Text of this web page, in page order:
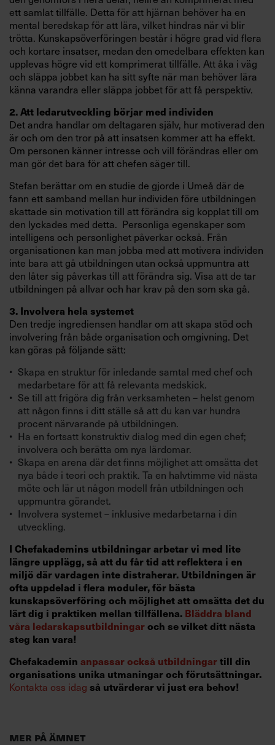
ett samlat tillfälle. Detta för att hjärnan behöver ha en
mental beredskap för att lära, vilket hindras när vi blir
trötta. Kunskapsöverföringen består i högre grad vid flera
och kortare insatser, medan den omedelbara effekten kan
upplevas högre vid ett komprimerat tillfälle. Att åka i väg
och släppa jobbet kan ha sitt syfte när man behöver lära
känna varandra eller släppa jobbet för att få perspektiv.
2. Att ledarutveckling börjar med individen
Det andra handlar om deltagaren själv, hur motiverad den
är och om den tror på att insatsen kommer att ha effekt.
Om personen känner intresse och vill förändras eller om
man gör det bara för att chefen säger till.
Stefan berättar om en studie de gjorde i Umeå där de
fann ett samband mellan hur individen före utbildningen
skattade sin motivation till att förändra sig kopplat till om
den lyckades med detta. Personliga egenskaper som
intelligens och personlighet påverkar också. Från
organisationen kan man jobba med att motivera individen
inte bara att gå utbildningen utan också uppmuntra att
den låter sig påverkas till att förändra sig. Visa att de tar
utbildningen på allvar och har krav på den som ska gå.
3. Involvera hela systemet
Den tredje ingrediensen handlar om att skapa stöd och
involvering från både organisation och omgivning. Det
kan göras på följande sätt:
Skapa en struktur för inledande samtal med chef och
medarbetare för att få relevanta medskick.
Se till att frigöra dig från verksamheten – helst genom
att någon finns i ditt ställe så att du kan var hundra
procent närvarande på utbildningen.
Ha en fortsatt konstruktiv dialog med din egen chef;
involvera och berätta om nya lärdomar.
Skapa en arena där det finns möjlighet att omsätta det
nya både i teori och praktik. Ta en halvtimme vid nästa
möte och lär ut någon modell från utbildningen och
uppmuntra görandet.
Involvera systemet – inklusive medarbetarna i din
utveckling.
I Chefakademins utbildningar arbetar vi med lite
längre upplägg, så att du får tid att reflektera i en
miljö där vardagen inte distraherar. Utbildningen är
ofta uppdelad i flera moduler, för bästa
kunskapsöverföring och möjlighet att omsätta det du
lärt dig i praktiken mellan tillfällena. Bläddra bland
våra ledarskapsutbildningaroch se vilket ditt nästa
steg kan vara!
Chefakademin anpassar också utbildningartill din
organisations unika utmaningar och förutsättningar.
Kontakta oss idag så utvärderar vi just era behov!
Mer på ämnet